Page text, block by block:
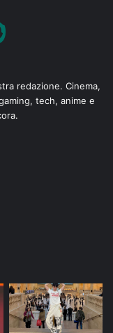
redazione. Cinema,
tech, anime e